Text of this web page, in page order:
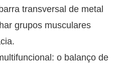
transversal de metal
grupos musculares
o balanço de